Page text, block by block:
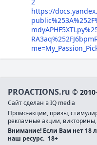
https://
PROACTIONS.ru ©
Сайт сделан в IQ media
Промо-акции, призы,
рекламные акции,
Внимание! Если Вам нет 18
наш ресурс. 18+